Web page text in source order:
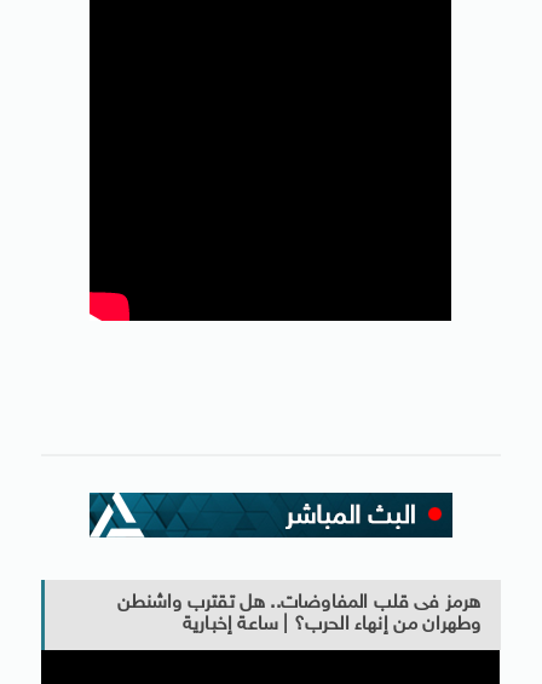
هرمز فى قلب المفاوضات.. هل تقترب واشنطن
وطهران من إنهاء الحرب؟ | ساعة إخبارية